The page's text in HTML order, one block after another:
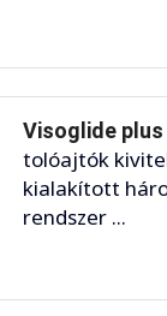
Visoglide plus
tolóajtók
kialakított
rendszer ...